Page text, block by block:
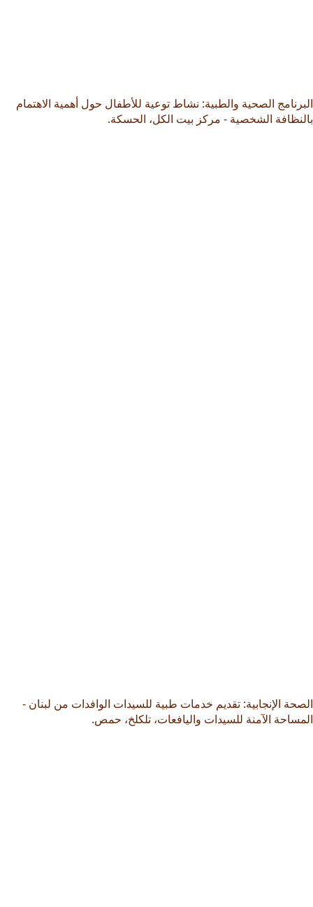
البرنامج الصحية والطبية: نشاط توعية للأطفال حول أهمية الاهتمام
بالنظافة الشخصية - مركز بيت الكل، الحسكة.
الصحة الإنجابية: تقديم خدمات طبية للسيدات الوافدات من لبنان -
المساحة الآمنة للسيدات واليافعات، تلكلخ، حمص.